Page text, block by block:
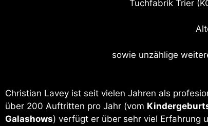
Tuchfabrik Trier
sowie unzählige
Christian Lavey ist seit vielen Jahren als
über 200 Auftritten pro Jahr (vom
Galashows) verfügt er über sehr viel Erfahrung